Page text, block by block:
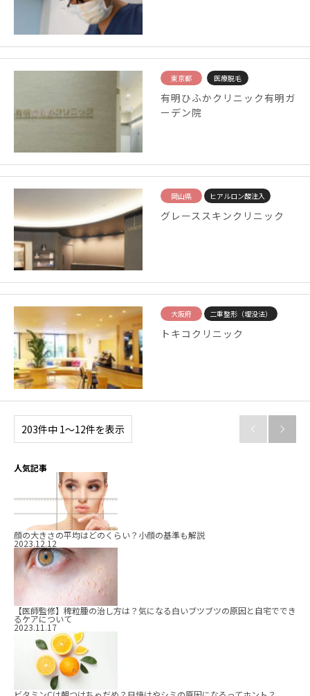
東京都 医療脱毛
有明ひふかクリニック有明ガ
ーデン院
岡山県 ヒアルロン酸注入
グレーススキンクリニック
大阪府 二重整形（埋没法）
トキコクリニック
203件中 1〜12件を表示  
人気記事
顔の大きさの平均はどのくらい？小顔の基準も解説
2023.12.12
【医師監修】稗粒腫の治し方は？気になる白いブツブツの原因と自宅ででき
るケアについて
2023.11.17